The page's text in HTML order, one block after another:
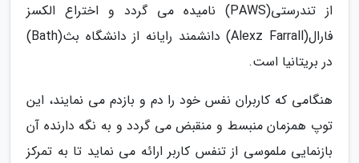
از تندرستی(PAWS) نامیده می گردد و اختراع الکسز
فارال(Alexz Farrall) دانشمند رایانه از دانشگاه بث(Bath)
در بریتانیا است.
هنگامی که کاربران نفس خود را دم و بازدم می نمایند، این
توپ همزمان منبسط و منقبض می گردد و به نگه دارنده آن
بازنمایی ملموسی از تنفس کاربر ارائه می نماید تا به تمرکز